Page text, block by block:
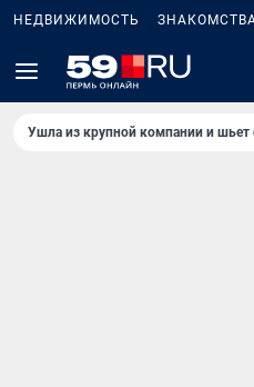
НЕДВИЖИМОСТЬ
Ушла из крупной компании и шьет